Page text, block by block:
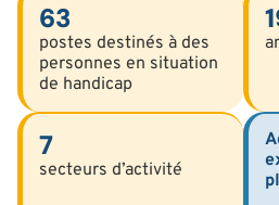
63
postes destinés à des
personnes en situation
de handicap
7
secteurs d’activité